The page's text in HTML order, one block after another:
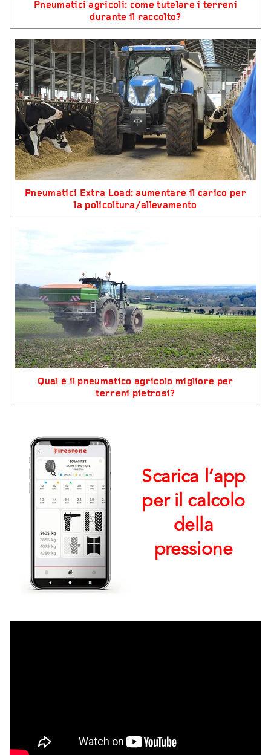
Pneumatici agricoli: come tutelare i terreni
durante il raccolto?
Pneumatici Extra Load: aumentare il carico per
la policoltura/allevamento
Qual è il pneumatico agricolo migliore per
terreni pietrosi?
Scarica l’app
per il calcolo
della
pressione